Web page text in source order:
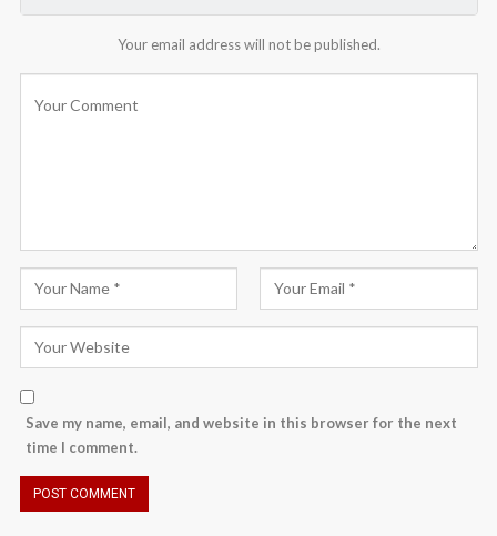
Your email address will not be published.
Save my name, email, and website in this browser for the next
time I comment.